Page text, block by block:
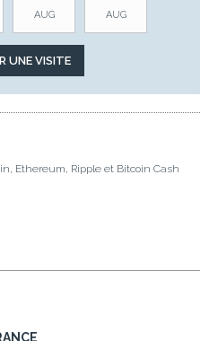
AUG AUG
Ethereum, Ripple et Bitcoin Cash